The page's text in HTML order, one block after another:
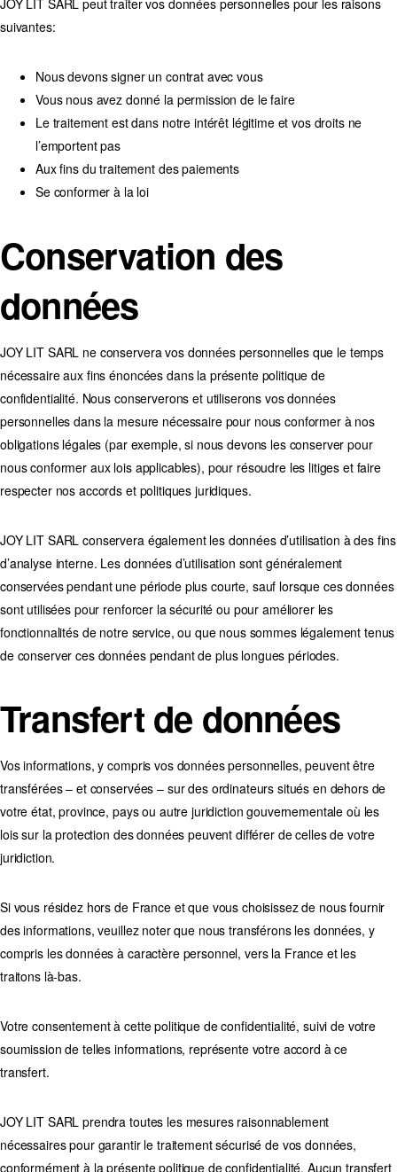
JOY LIT SARL peut traiter vos données personnelles pour les raisons
suivantes:
Nous devons signer un contrat avec vous
Vous nous avez donné la permission de le faire
Le traitement est dans notre intérêt légitime et vos droits ne
l’emportent pas
Aux fins du traitement des paiements
Se conformer à la loi
Conservation des
données
JOY LIT SARL ne conservera vos données personnelles que le temps
nécessaire aux fins énoncées dans la présente politique de
confidentialité. Nous conserverons et utiliserons vos données
personnelles dans la mesure nécessaire pour nous conformer à nos
obligations légales (par exemple, si nous devons les conserver pour
nous conformer aux lois applicables), pour résoudre les litiges et faire
respecter nos accords et politiques juridiques.
JOY LIT SARL conservera également les données d’utilisation à des fins
d’analyse interne. Les données d’utilisation sont généralement
conservées pendant une période plus courte, sauf lorsque ces données
sont utilisées pour renforcer la sécurité ou pour améliorer les
fonctionnalités de notre service, ou que nous sommes légalement tenus
de conserver ces données pendant de plus longues périodes.
Transfert de données
Vos informations, y compris vos données personnelles, peuvent être
transférées – et conservées – sur des ordinateurs situés en dehors de
votre état, province, pays ou autre juridiction gouvernementale où les
lois sur la protection des données peuvent différer de celles de votre
juridiction.
Si vous résidez hors de France et que vous choisissez de nous fournir
des informations, veuillez noter que nous transférons les données, y
compris les données à caractère personnel, vers la France et les
traitons là-bas.
Votre consentement à cette politique de confidentialité, suivi de votre
soumission de telles informations, représente votre accord à ce
transfert.
JOY LIT SARL prendra toutes les mesures raisonnablement
nécessaires pour garantir le traitement sécurisé de vos données,
conformément à la présente politique de confidentialité. Aucun transfert